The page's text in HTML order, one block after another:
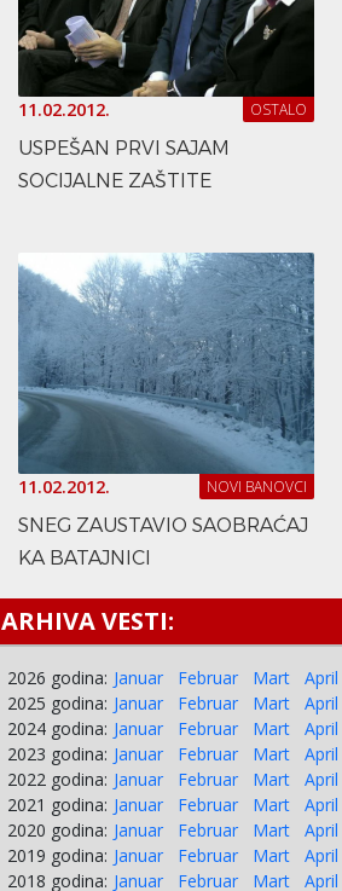
11.02.2012. OSTALO
USPEŠAN PRVI SAJAM
SOCIJALNE ZAŠTITE
11.02.2012. NOVI BANOVCI
SNEG ZAUSTAVIO SAOBRAĆAJ
KA BATAJNICI
ARHIVA VESTI:
2026 godina: Januar Februar Mart April
2025 godina: Januar Februar Mart April
2024 godina: Januar Februar Mart April
2023 godina: Januar Februar Mart April
2022 godina: Januar Februar Mart April
2021 godina: Januar Februar Mart April
2020 godina: Januar Februar Mart April
2019 godina: Januar Februar Mart April
2018 godina: Januar Februar Mart April